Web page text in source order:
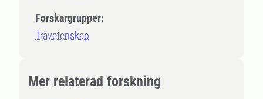
Forskargrupper:
Trävetenskap
Mer relaterad forskning